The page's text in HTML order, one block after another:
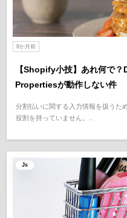
8か月前
【Shopify小技】あれ何で
Propertiesが動作しない件
分割払いに関する入力情報を扱うた
役割を持っていません。..
Js